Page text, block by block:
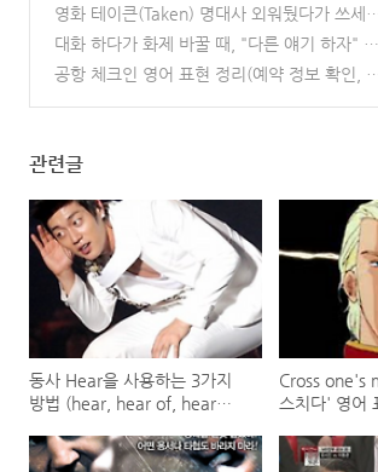
예문
(0)
영화 테이큰(Taken) 명대사 외워뒀다가 쓰세
Good luck-
(0)
대화 하다가 화제 바꿀 때, "다른 얘기 하자" 영
어 표현(change the subject)
(0)
공항 체크인 영어 표현 정리(예약 정보 확인,
관련글
동사 Hear을 사용하는 3가지
방법 (hear, hear of, hear
Cross one's
스치다' 영어